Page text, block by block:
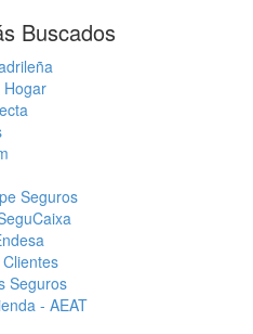
Buscados
Hogar
Seguros
Seguros
- AEAT